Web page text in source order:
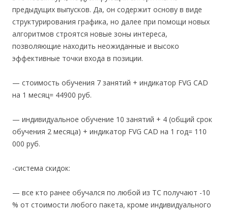
предыдущих выпусков. Да, он содержит основу в виде
структурирования графика, но далее при помощи новых
алгоритмов строятся новые зоны интереса,
позволяющие находить неожиданные и высоко
эффективные точки входа в позиции.
— стоимость обучения 7 занятий + индикатор FVG CAD
на 1 месяц= 44900 руб.
— индивидуальное обучение 10 занятий + 4 (общий срок
обучения 2 месяца) + индикатор FVG CAD на 1 год= 110
000 руб.
-система скидок:
— все кто ранее обучался по любой из ТС получают -10
% от стоимости любого пакета, кроме индивидуального